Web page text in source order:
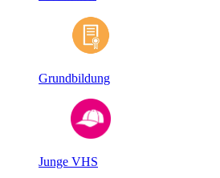
Grundbildung
Junge VHS